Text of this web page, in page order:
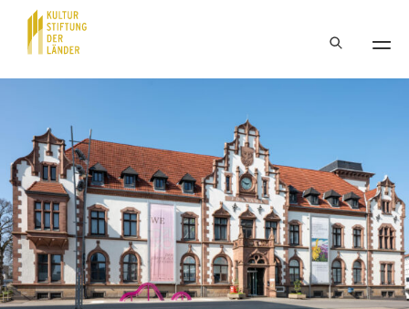
Hauptnavigation